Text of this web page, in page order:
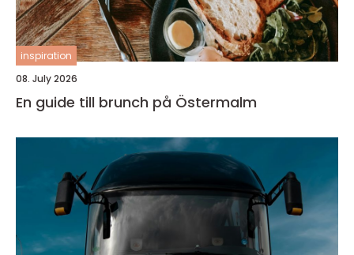
inspiration
08. July 2026
En guide till brunch på Östermalm